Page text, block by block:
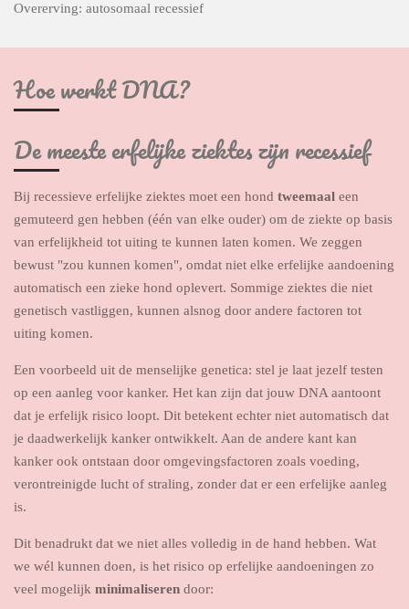
Overerving: autosomaal recessief
Hoe werkt DNA?
De meeste erfelijke ziektes zijn recessief
Bij recessieve erfelijke ziektes moet een hond tweemaal een
gemuteerd gen hebben (één van elke ouder) om de ziekte op basis
van erfelijkheid tot uiting te kunnen laten komen. We zeggen
bewust "zou kunnen komen", omdat niet elke erfelijke aandoening
automatisch een zieke hond oplevert. Sommige ziektes die niet
genetisch vastliggen, kunnen alsnog door andere factoren tot
uiting komen.
Een voorbeeld uit de menselijke genetica: stel je laat jezelf testen
op een aanleg voor kanker. Het kan zijn dat jouw DNA aantoont
dat je erfelijk risico loopt. Dit betekent echter niet automatisch dat
je daadwerkelijk kanker ontwikkelt. Aan de andere kant kan
kanker ook ontstaan door omgevingsfactoren zoals voeding,
verontreinigde lucht of straling, zonder dat er een erfelijke aanleg
is.
Dit benadrukt dat we niet alles volledig in de hand hebben. Wat
we wél kunnen doen, is het risico op erfelijke aandoeningen zo
veel mogelijk minimaliseren door: